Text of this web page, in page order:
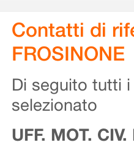
Contatti di
FROSINONE
Di seguito tutti
selezionato
UFF. MOT.